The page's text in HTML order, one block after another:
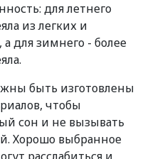
для летнего
из легких и
для зимнего - более
быть изготовлены
чтобы
сон и не вызывать
Хорошо выбранное